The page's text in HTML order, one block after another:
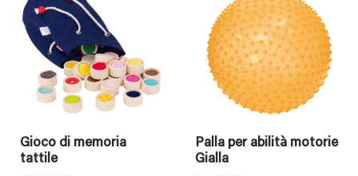
Gioco di memoria
tattile
Palla per abilità motorie
Gialla